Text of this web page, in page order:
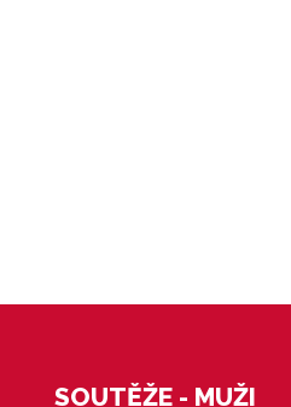
SOUTĚŽE - MUŽI